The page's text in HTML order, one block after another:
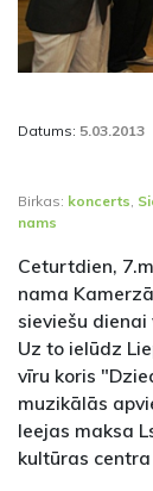
Datums: 5.03.2013
Birkas: koncerts,
nams
Ceturtdien,
nama
sieviešu
Uz to ielūdz
vīru koris
muzikālās
Ieejas maksa
kultūras